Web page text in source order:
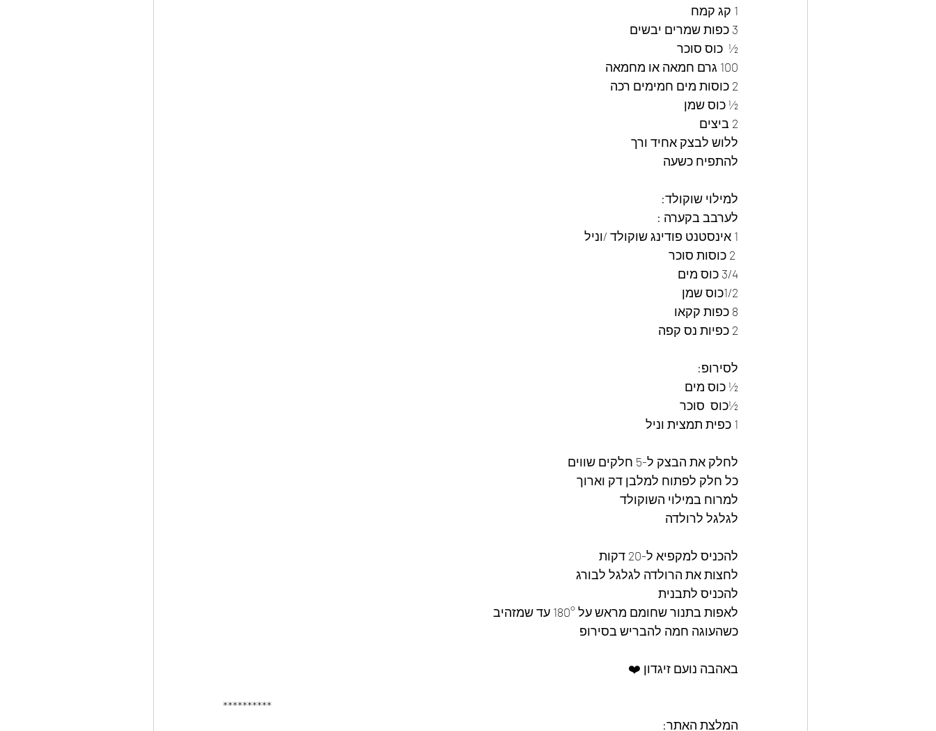
1 קג קמח
3 כפות שמרים יבשים
½  כוס סוכר
100 גרם חמאה או מחמאה
2 כוסות מים חמימים רכה
½ כוס שמן
2 ביצים
ללוש לבצק אחיד ורך
להתפיח כשעה
למילוי שוקולד:
לערבב בקערה :
1 אינסטנט פודינג שוקולד /וניל
3/4 כוס מים
1/2כוס שמן
8 כפות קקאו
2 כפיות נס קפה
לסירופ:
½ כוס מים
½כוס  סוכר
1 כפית תמצית וניל
לחלק את הבצק ל-5 חלקים שווים
כל חלק לפתוח למלבן דק וארוך
למרוח במילוי השוקולד
לגלגל לרולדה
להכניס למקפיא ל-20 דקות
לחצות את הרולדה לגלגל לבורג
להכניס לתבנית
לאפות בתנור שחומם מראש על 180° עד שמזהיב
כשהעוגה חמה להבריש בסירופ
באהבה נועם זיגדון ❤️
**********
המלצת האתר: